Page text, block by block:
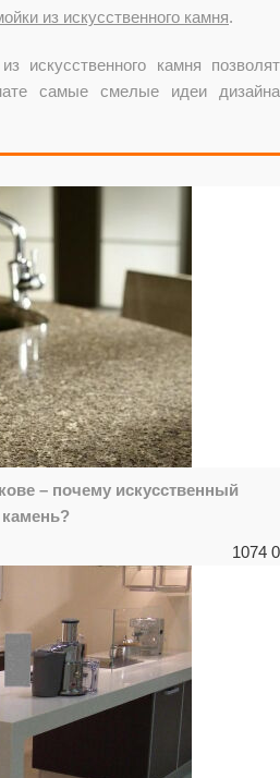
из искусственного камня.
искусственного камня позволят
самые смелые идеи дизайна
– почему искусственный
камень?
1074 0